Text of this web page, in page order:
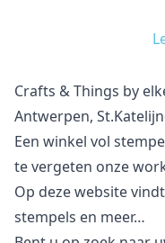
Crafts & Things by
Antwerpen,
Een winkel vol
te vergeten onze
Op deze website
stempels en meer…